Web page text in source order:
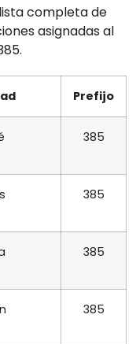
completa de
asignadas al
Prefijo
385
385
385
385